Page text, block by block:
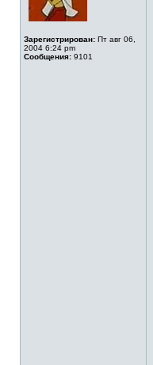
Зарегистрирован: Пт авг 06,
2004 6:24 pm
Сообщения: 9101